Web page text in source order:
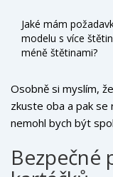
Jaké mám
modelu s více
méně štětinami?
Osobně si myslím,
zkuste oba a pak se
nemohl bych být
Bezpečné